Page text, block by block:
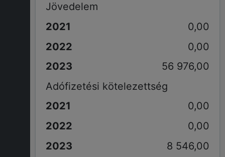
Jövedelem
0,00
0,00
56 976,00
Adófizetési kötelezettség
0,00
0,00
8 546,00